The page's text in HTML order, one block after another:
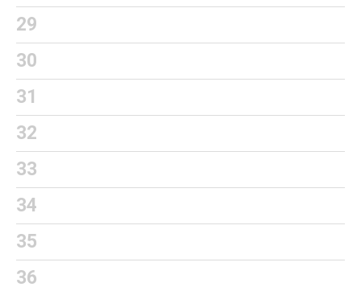
29
30
31
32
33
34
35
36